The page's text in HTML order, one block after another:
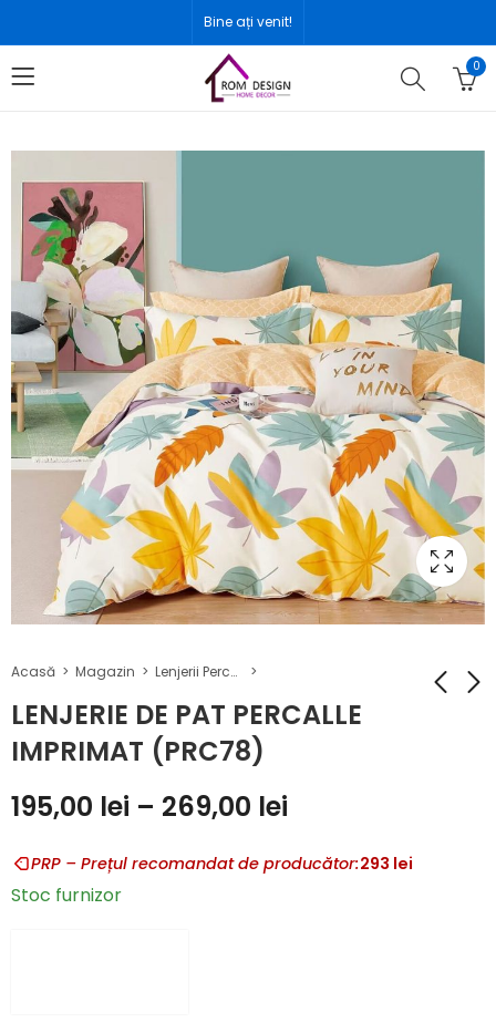
Bine ați venit!
0
Acasă Magazin Lenjerii Percalle imprimat
LENJERIE DE PAT PERCALLE
IMPRIMAT (PRC78)
195,00 lei – 269,00 lei
PRP – Prețul recomandat de producător:293 lei
Stoc furnizor